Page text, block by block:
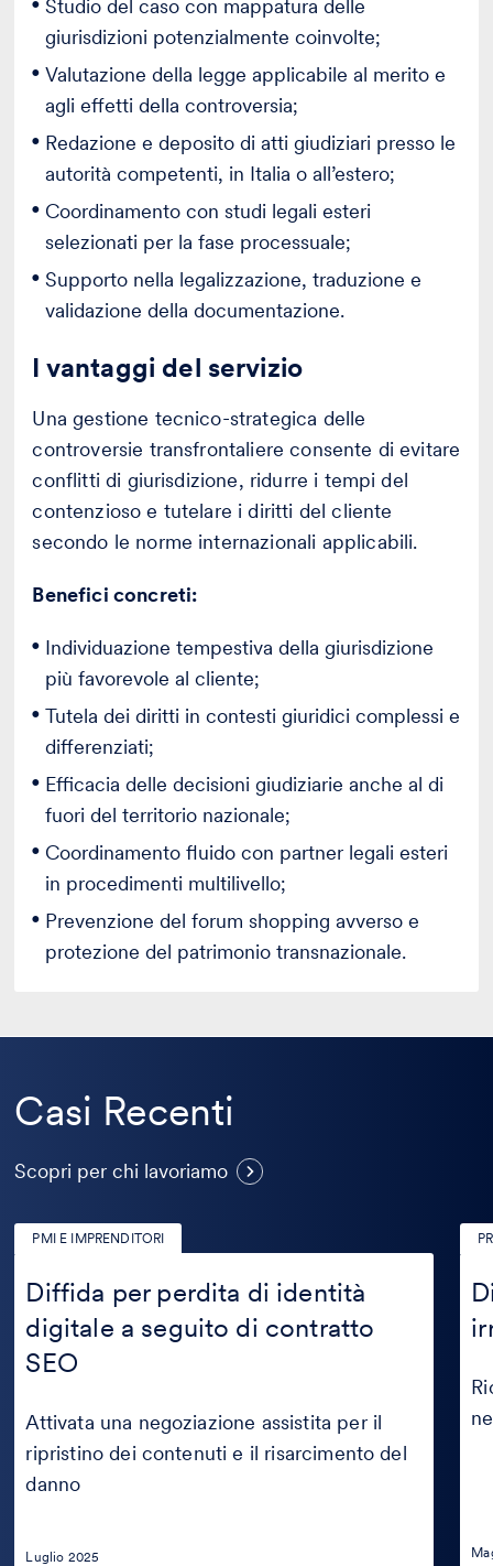
Studio del caso con mappatura delle
giurisdizioni potenzialmente coinvolte;
Valutazione della legge applicabile al merito e
agli effetti della controversia;
Redazione e deposito di atti giudiziari presso le
autorità competenti, in Italia o all’estero;
Coordinamento con studi legali esteri
selezionati per la fase processuale;
Supporto nella legalizzazione, traduzione e
validazione della documentazione.
I vantaggi del servizio
Una gestione tecnico-strategica delle
controversie transfrontaliere consente di evitare
conflitti di giurisdizione, ridurre i tempi del
contenzioso e tutelare i diritti del cliente
secondo le norme internazionali applicabili.
Benefici concreti:
Individuazione tempestiva della giurisdizione
più favorevole al cliente;
Tutela dei diritti in contesti giuridici complessi e
differenziati;
Efficacia delle decisioni giudiziarie anche al di
fuori del territorio nazionale;
Coordinamento fluido con partner legali esteri
in procedimenti multilivello;
Prevenzione del forum shopping avverso e
protezione del patrimonio transnazionale.
Casi Recenti
Scopri per chi lavoriamo
PMI E IMPRENDITORI
Diffida per perdita di identità
digitale a seguito di contratto
SEO
Diffida
per
perdita
di
identità
digitale
di
contratto
SEO
Attivata una negoziazione assistita per il
ripristino dei contenuti e il risarcimento del
danno
Luglio 2025
per